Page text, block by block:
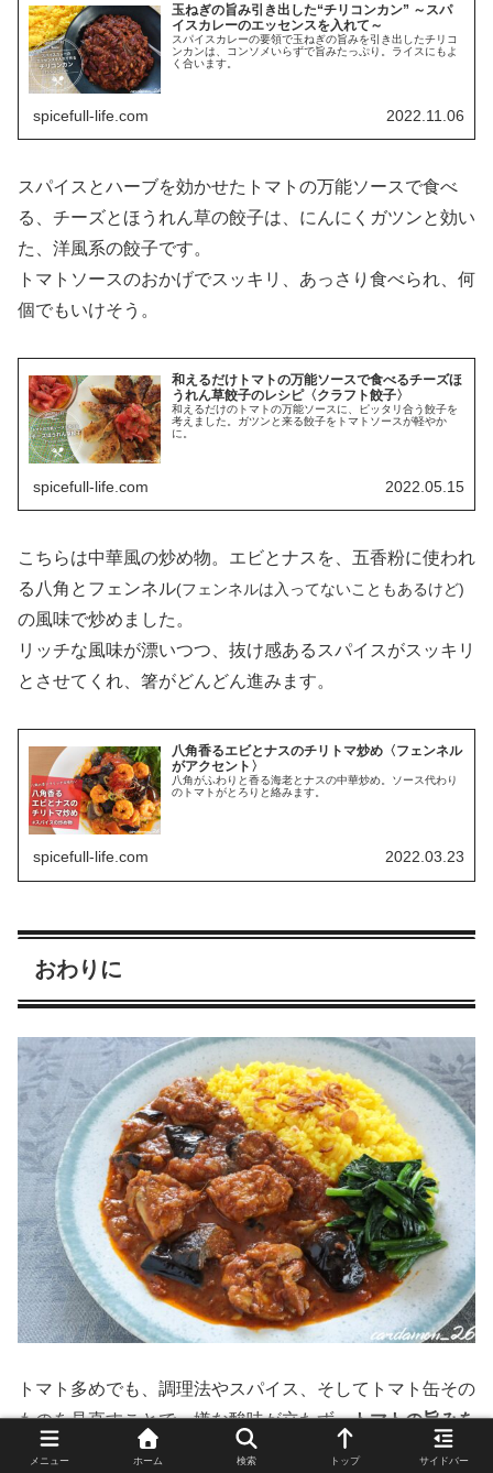
玉ねぎの旨み引き出した“チリコンカン” ～スパ
イスカレーのエッセンスを入れて～
スパイスカレーの要領で玉ねぎの旨みを引き出したチリコ
ンカンは、コンソメいらずで旨みたっぷり。ライスにもよ
く合います。
spicefull-life.com 2022.11.06
スパイスとハーブを効かせたトマトの万能ソースで食べ
る、チーズとほうれん草の餃子は、にんにくガツンと効い
た、洋風系の餃子です。
トマトソースのおかげでスッキリ、あっさり食べられ、何
個でもいけそう。
和えるだけトマトの万能ソースで食べるチーズほ
うれん草餃子のレシピ〈クラフト餃子〉
和えるだけのトマトの万能ソースに、ピッタリ合う餃子を
考えました。ガツンと来る餃子をトマトソースが軽やか
に。
spicefull-life.com 2022.05.15
こちらは中華風の炒め物。エビとナスを、五香粉に使われ
る八角とフェンネル(フェンネルは入ってないこともあるけど)
の風味で炒めました。
リッチな風味が漂いつつ、抜け感あるスパイスがスッキリ
とさせてくれ、箸がどんどん進みます。
八角香るエビとナスのチリトマ炒め〈フェンネル
がアクセント〉
八角がふわりと香る海老とナスの中華炒め。ソース代わり
のトマトがとろりと絡みます。
spicefull-life.com 2022.03.23
おわりに
トマト多めでも、調理法やスパイス、そしてトマト缶その
ものを見直すことで、嫌な酸味が立たず、トマトの旨みを
存分に楽しめるカレー
になりました。
メニュー ホーム 検索 トップ サイドバー